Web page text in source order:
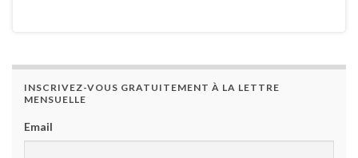
INSCRIVEZ-VOUS GRATUITEMENT À LA LETTRE
MENSUELLE
Email